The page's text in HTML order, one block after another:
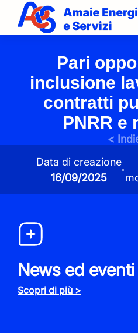
nel
nel
Pari
inclusione
contratti
PNRR e
<
Data di creazione
16/09/2025
News ed eventi
Scopri di più >